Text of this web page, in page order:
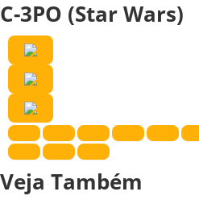
C-3PO (Star Wars)
Veja Também